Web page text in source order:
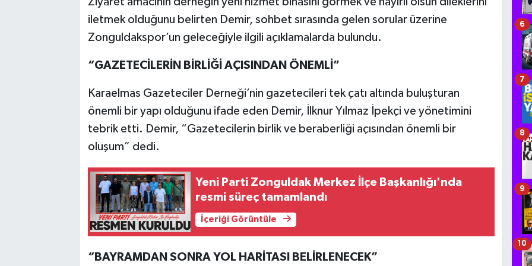
iletmek olduğunu belirten Demir, sohbet sırasında gelen sorular üzerine
Zonguldakspor’un geleceğiyle ilgili açıklamalarda bulundu.
“GAZETECİLERİN BİRLİĞİ AÇISINDAN ÖNEMLİ”
Karaelmas Gazeteciler Derneği’nin gazetecileri tek çatı altında buluşturan
önemli bir yapı olduğunu ifade eden Demir, İlknur Yılmaz İpekçi ve yönetimini
tebrik etti. Demir, “Gazetecilerin birlik ve beraberliği açısından önemli bir
oluşum” dedi.
Yeni Parti Zonguldak Merkez İlçe Başkanlığı'nda
resmi süreç tamamlandı
İçeriği Görüntüle
“BAYRAMDAN SONRA YOL HARİTASI BELİRLENECEK”
6
7
8
9
10